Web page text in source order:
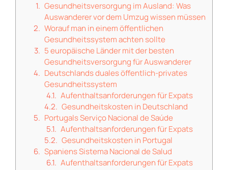
Gesundheitsversorgung im Ausland: Was
Auswanderer vor dem Umzug wissen müssen
Worauf man in einem öffentlichen
Gesundheitssystem achten sollte
5 europäische Länder mit der besten
Gesundheitsversorgung für Auswanderer
Deutschlands duales öffentlich-privates
Gesundheitssystem
Aufenthaltsanforderungen für Expats
Gesundheitskosten in Deutschland
Portugals Serviço Nacional de Saúde
Aufenthaltsanforderungen für Expats
Gesundheitskosten in Portugal
Spaniens Sistema Nacional de Salud
Aufenthaltsanforderungen für Expats